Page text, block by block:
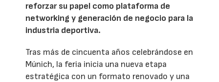
reforzar su papel como plataforma de
networking y generación de negocio para la
industria deportiva.
Tras más de cincuenta años celebrándose en
Múnich, la feria inicia una nueva etapa
estratégica con un formato renovado y una